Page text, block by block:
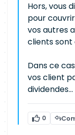
Hors, vous
pour
vos autres
clients sont
Dans ce
vos client
dividendes...
0